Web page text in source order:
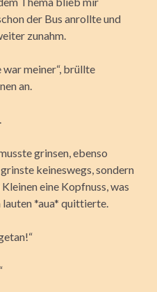
der Bus anrollte und
zunahm.
war meiner“, brüllte
an.
grinsen, ebenso
keineswegs, sondern
eine Kopfnuss, was
*aua* quittierte.